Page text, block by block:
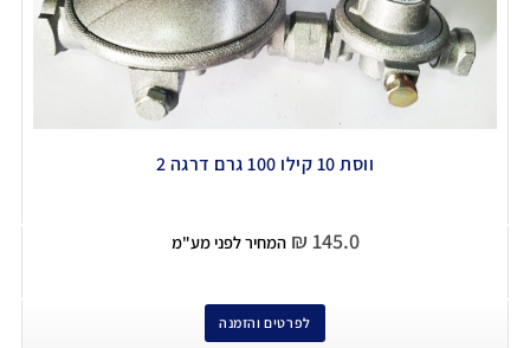
ווסת 10 קילו 100 גרם דרגה 2
₪ 145.0 המחיר לפני מע"מ
לפרטים והזמנה